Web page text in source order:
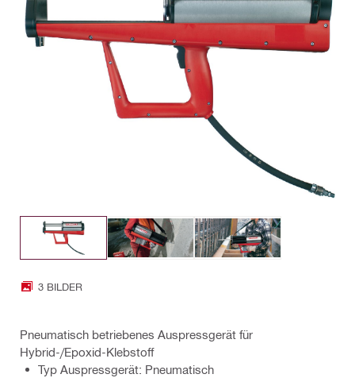
3 BILDER
Pneumatisch betriebenes Auspressgerät für
Hybrid-/Epoxid-Klebstoff
Typ Auspressgerät: Pneumatisch